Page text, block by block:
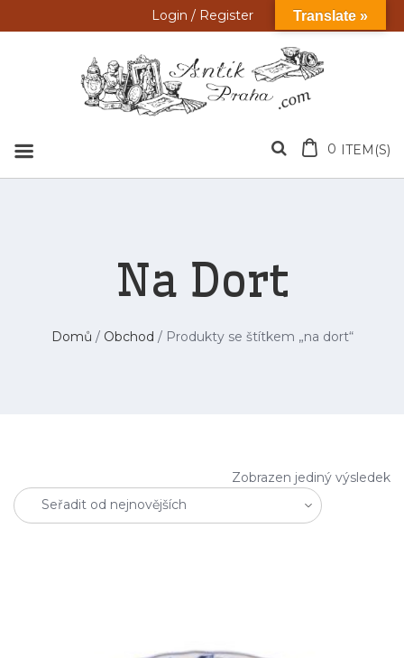
Login / Register
0 ITEM(S)
Na Dort
Domů / Obchod / Produkty se štítkem „na dort“
Zobrazen jediný výsledek
Translate »